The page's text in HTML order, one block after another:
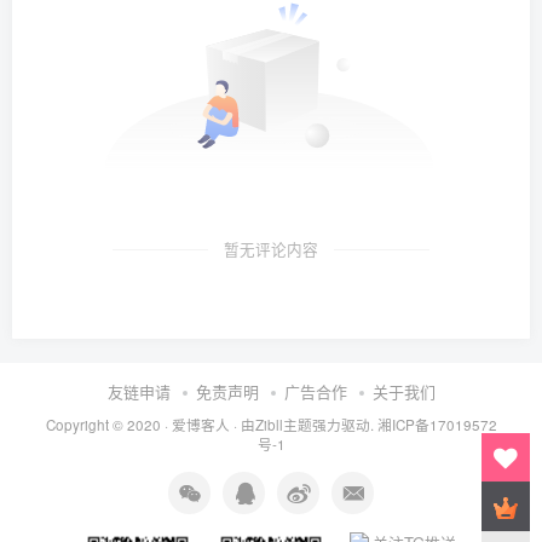
暂无评论内容
友链申请 免责声明 广告合作 关于我们
Copyright © 2020 · 爱博客人 · 由Zibll主题强力驱动. 湘ICP备17019572
号-1